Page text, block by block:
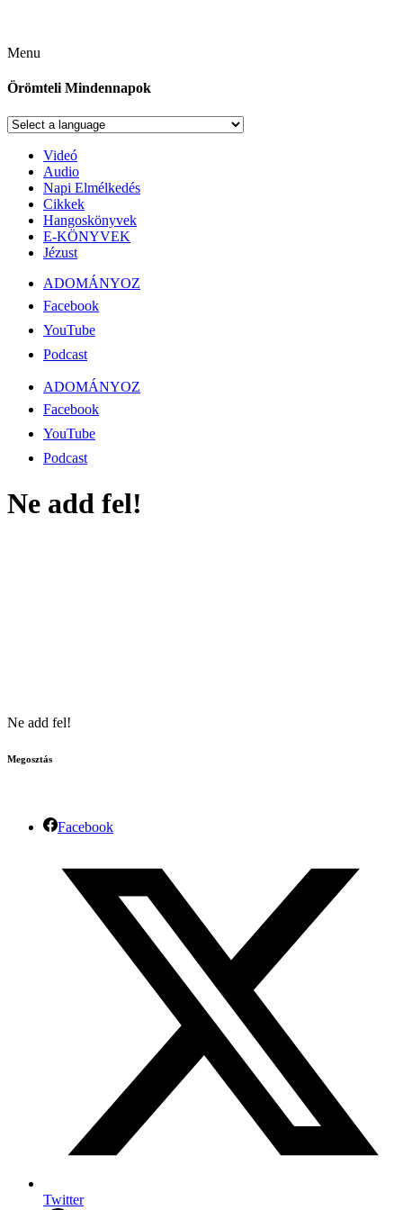
Menu
Örömteli Mindennapok
Videó
Audio
Napi Elmélkedés
Cikkek
Hangoskönyvek
E-KÖNYVEK
Jézust
ADOMÁNYOZ
Facebook
YouTube
Podcast
ADOMÁNYOZ
Facebook
YouTube
Podcast
Ne add fel!
Ne add fel!
Megosztás
Facebook
Twitter